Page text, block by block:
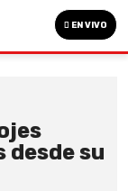
EN VIVO
desde su